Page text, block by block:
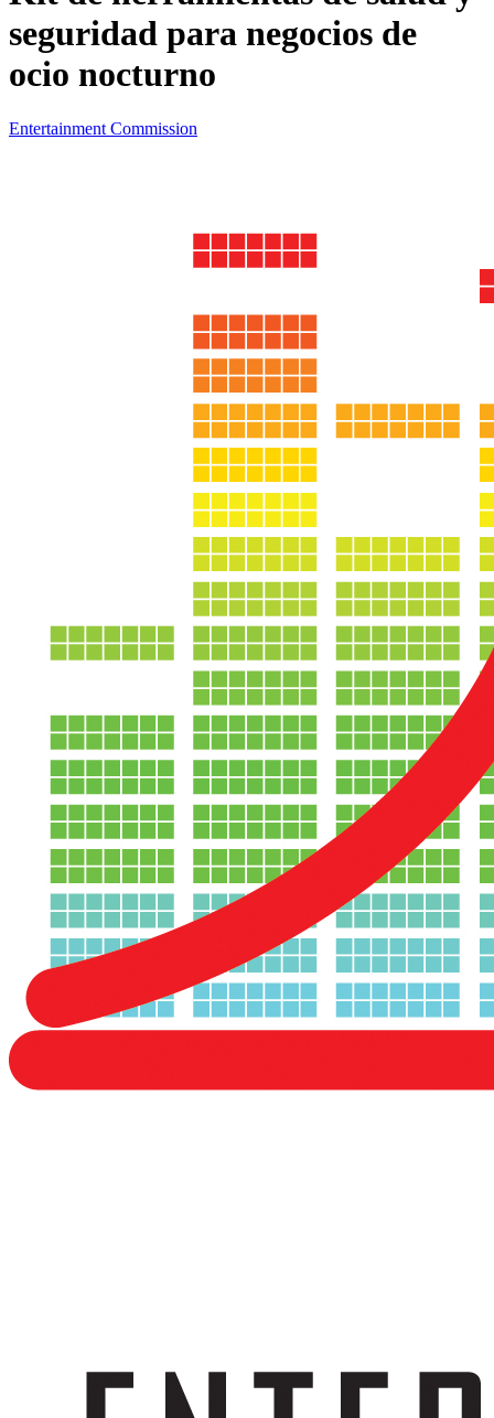
seguridad para negocios de
ocio nocturno
Entertainment Commission